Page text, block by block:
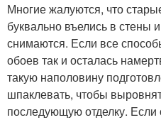
Многие жалуются, что
буквально въелись в стены
снимаются. Если все
обоев так и осталась
такую наполовину
шпаклевать, чтобы
последующую отделку. Если